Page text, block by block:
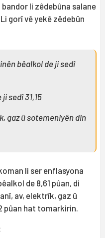
li zêdebûna salane
gorî vê yekê zêdebûn
bêalkol de ji sedî
sedî 31,15
gaz û sotemeniyên din
li ser enflasyona
de 8,61 pûan, di
av, elektrîk, gaz û
pûan hat tomarkirin.